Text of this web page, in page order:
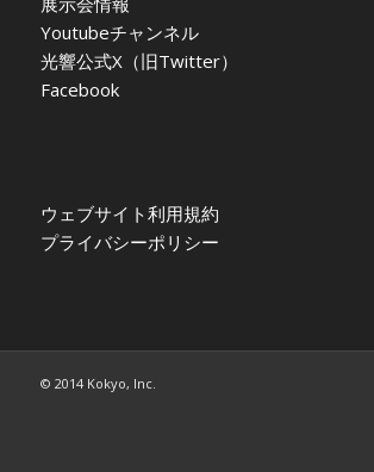
Youtubeチャンネル
光響公式X（旧Twitter）
Facebook
ウェブサイト利用規約
プライバシーポリシー
© 2014 Kokyo, Inc.